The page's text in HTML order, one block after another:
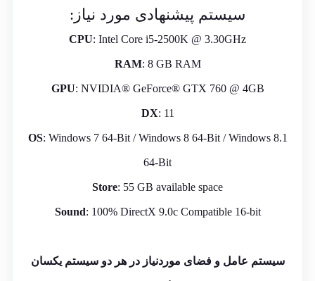
سیستم پیشنهادی مورد نیاز:
CPU: Intel Core i5-2500K @ 3.30GHz
RAM: 8 GB RAM
GPU: NVIDIA® GeForce® GTX 760 @ 4GB
DX: 11
OS: Windows 7 64-Bit / Windows 8 64-Bit / Windows 8.1
64-Bit
Store: 55 GB available space
Sound: 100% DirectX 9.0c Compatible 16-bit
سیستم عامل و فضای موردنیاز در هر دو سیستم یکسان